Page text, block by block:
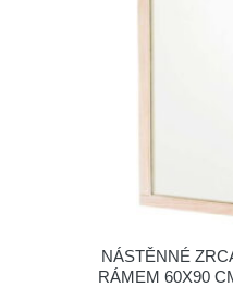
NÁSTĚNNÉ
RÁMEM 60X90